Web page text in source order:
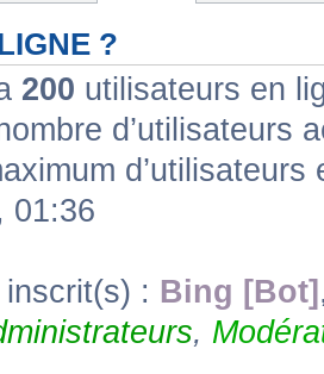
?
200 utilisateurs en
d’utilisateurs
01:36
: Bing [Bot]
,